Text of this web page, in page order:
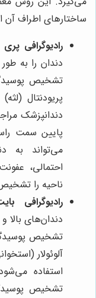
ساختارهای اطراف آن
رادیوگرافی پری
دندان را به
تشخیص
پریودنتال
دندانپزشک
پایین سمت
می‌تواند به
احتمالی،
ناحیه را
رادیوگرافی
دندان‌های
تشخیص
آلوئولار
استفاده
تشخیص